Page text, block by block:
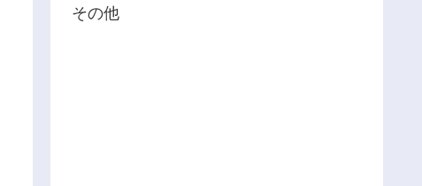
その他